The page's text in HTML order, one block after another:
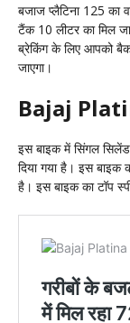
बजाज प्लैटिना 125
टैंक 10 लीटर का मिल
ब्रेकिंग के लिए आपको
जाएगा।
Bajaj
इस बाइक में सिंगल
दिया गया है। इस बाइक
है। इस बाइक का टॉप